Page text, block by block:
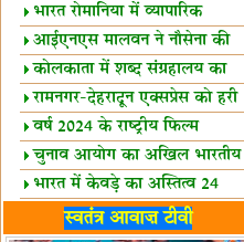
को सलाह
भारत रोमानिया में व्यापारिक
साझेदारियां
आईएनएस मालवन ने नौसेना की
ताकत बढ़ाई
कोलकाता में शब्द संग्रहालय का
उद्घाटन
रामनगर-देहरादून एक्सप्रेस को हरी
झंडीवर्ष 2024 के राष्ट्रीय फिल्म
पुरस्कारों की घोषणा
चुनाव आयोग का अखिल भारतीय
मीडिया सम्मेलन
भारत में केवड़े का अस्तित्‍व 24
लाख वर्ष!
लखनऊ में 'एक राष्ट्र एक चुनाव'
स्वतंत्र आवाज़ टीवी